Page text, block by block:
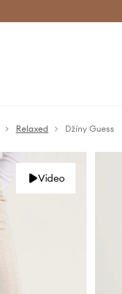
Doručení a
Relaxed Džíny Guess
Video